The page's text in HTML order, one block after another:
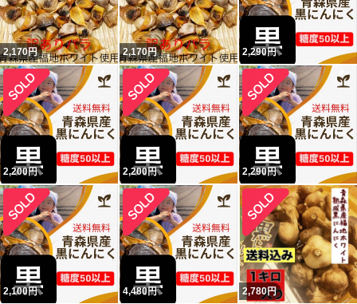
2,170円 2,170円 2,290円
2,200円 2,200円 2,290円
2,100円 4,480円 2,780円